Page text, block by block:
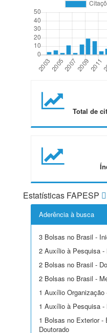
Total de
Estatísticas FAPESP
Aderência à busca
3 Bolsas no Brasil -
2 Auxílio à Pesquisa -
2 Bolsas no Brasil -
2 Bolsas no Brasil -
1 Auxílio
1 Auxílio à Pesquisa -
1 Bolsas no Exterior -
Doutorado